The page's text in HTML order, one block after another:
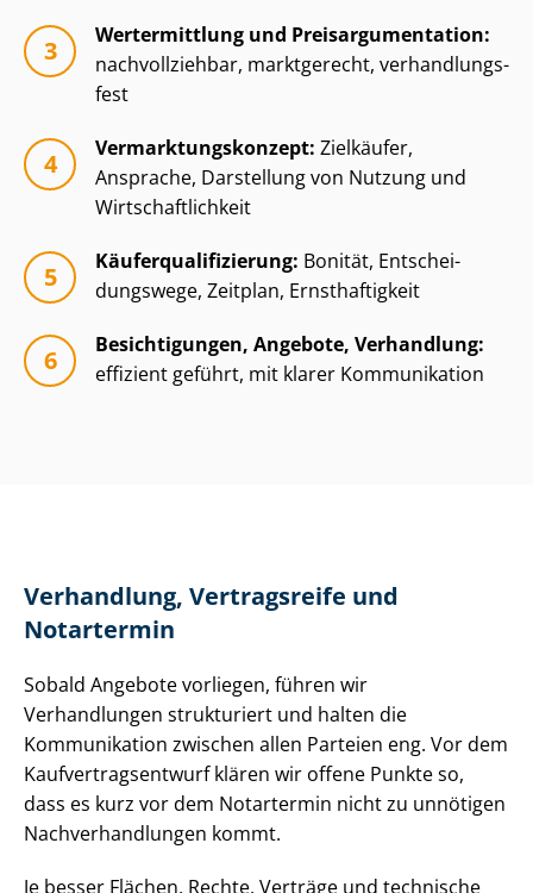
Wertermittlung und Preisar­gu­men­ta­ti­on:
nachvollziehbar, marktgerecht, ver­hand­lungs­
fest
Ver­mark­tungs­kon­zept: Zielkäufer,
Ansprache, Darstellung von Nutzung und
Wirt­schaft­lich­keit
Käu­fer­qua­li­fi­zie­rung: Bonität, Ent­schei­
dungs­we­ge, Zeitplan, Ernsthaftigkeit
Besichtigungen, Angebote, Verhandlung:
effizient geführt, mit klarer Kommunikation
Verhandlung, Vertragsreife und
Notartermin
Sobald Angebote vorliegen, führen wir
Verhandlungen strukturiert und halten die
Kommunikation zwischen allen Parteien eng. Vor dem
Kauf­ver­trags­ent­wurf klären wir offene Punkte so,
dass es kurz vor dem Notartermin nicht zu unnötigen
Nach­ver­hand­lun­gen kommt.
Je besser Flächen, Rechte, Verträge und technische